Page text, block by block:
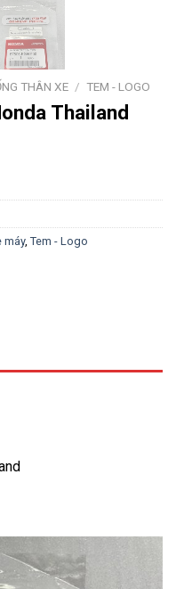
THÂN XE / TEM - LOGO
Thailand
máy, Tem - Logo